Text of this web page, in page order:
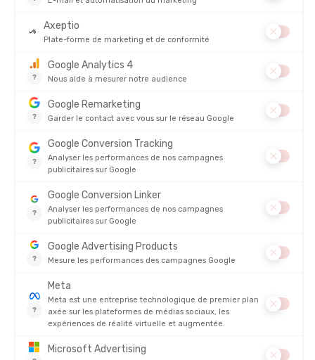
COMPRESSPORT
UTMB 2026
EN STOCK - EXPÉDIÉ EN 24/48H
28,00 €
AVIS
Il n'y a pas encore d'avis sur ce produit